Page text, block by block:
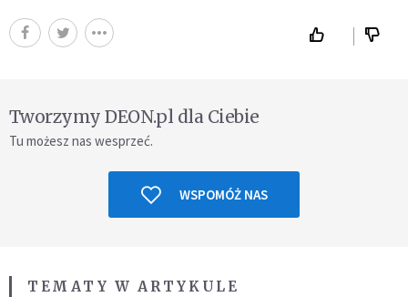
Tworzymy DEON.pl dla Ciebie
Tu możesz nas wesprzeć.
WSPOMÓŻ NAS
TEMATY W ARTYKULE